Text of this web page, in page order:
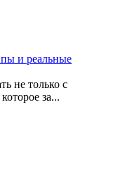
и реальные
не только с
за...